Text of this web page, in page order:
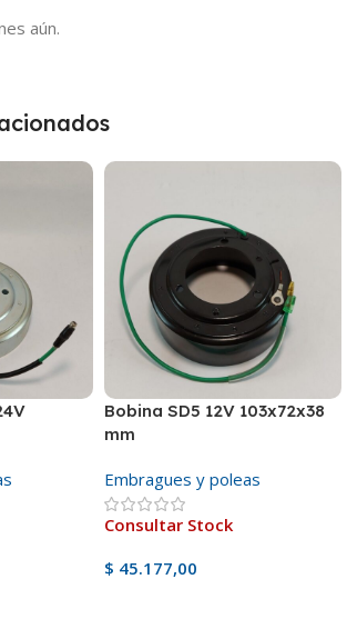
aún.
Bobina SD5 12V 103x72x38
mm
Embragues y poleas
Consultar Stock
$ 45.177,00